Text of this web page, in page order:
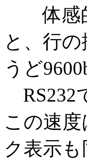
体感的
と、行
うど
RS232
この速
ク表示も